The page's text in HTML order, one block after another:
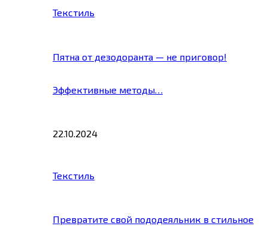
Текстиль
Пятна от дезодоранта — не приговор!
Эффективные методы…
22.10.2024
Текстиль
Превратите свой пододеяльник в стильное